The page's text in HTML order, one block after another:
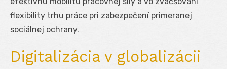
flexibility trhu práce pri zabezpečení primeranej
sociálnej ochrany.
Digitalizácia v globalizácii